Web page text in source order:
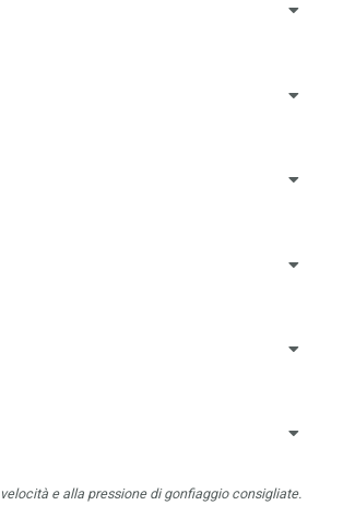
e alla pressione di gonfiaggio consigliate.